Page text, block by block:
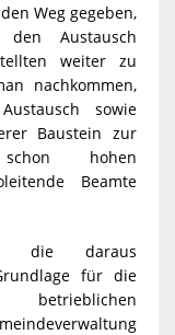
Weg gegeben,
den Austausch
weiter zu
nachkommen,
sowie
Baustein zur
hohen
Beamte
die daraus
für die